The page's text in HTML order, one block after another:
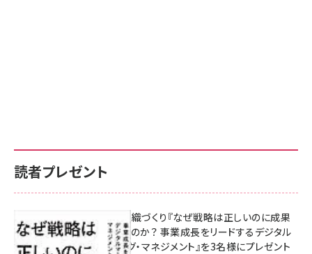
読者プレゼント
成果を生む組織づくり『なぜ戦略は正しいのに成果
があがらないのか？ 事業成長をリードするデジタル
マーケティング・マネジメント』を3名様にプレゼント